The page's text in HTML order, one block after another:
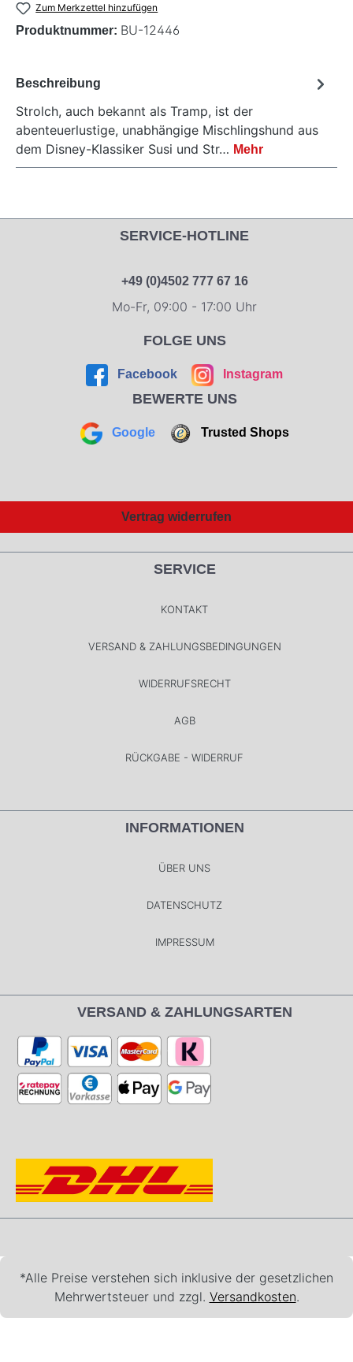
Zum Merkzettel hinzufügen
Produktnummer: BU-12446
Beschreibung
Strolch, auch bekannt als Tramp, ist der
abenteuerlustige, unabhängige Mischlingshund aus
dem Disney-Klassiker Susi und Str… Mehr
SERVICE-HOTLINE
+49 (0)4502 777 67 16
Mo-Fr, 09:00 - 17:00 Uhr
FOLGE UNS
Facebook Instagram
BEWERTE UNS
Google Trusted Shops
Vertrag widerrufen
SERVICE
KONTAKT
VERSAND & ZAHLUNGSBEDINGUNGEN
WIDERRUFSRECHT
AGB
RÜCKGABE - WIDERRUF
INFORMATIONEN
ÜBER UNS
DATENSCHUTZ
IMPRESSUM
VERSAND & ZAHLUNGSARTEN
*Alle Preise verstehen sich inklusive der gesetzlichen
Mehrwertsteuer und zzgl. Versandkosten.